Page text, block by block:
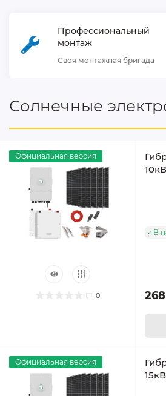
Профессиональный
монтаж
Своя монтажная бригада
Солнечные
Официальная версия
0
В
Официальная версия